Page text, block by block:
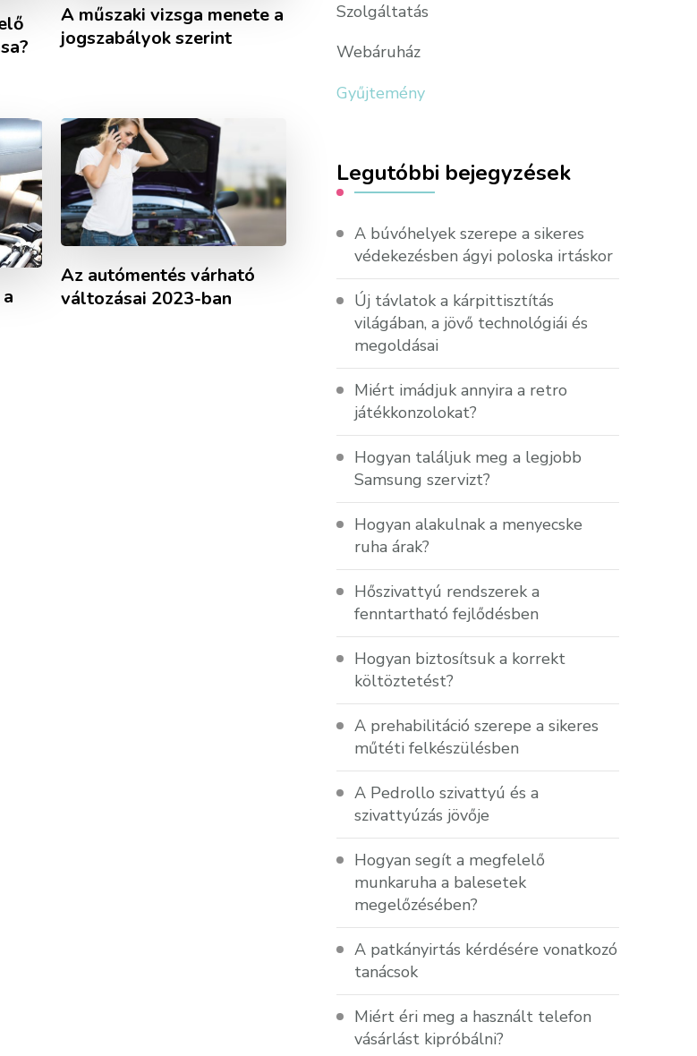
A műszaki vizsga menete a
jogszabályok szerint
Az autómentés várható
változásai 2023-ban
Szolgáltatás
Webáruház
Gyűjtemény
Legutóbbi bejegyzések
A búvóhelyek szerepe a sikeres
védekezésben ágyi poloska irtáskor
Új távlatok a kárpittisztítás
világában, a jövő technológiái és
megoldásai
Miért imádjuk annyira a retro
játékkonzolokat?
Hogyan találjuk meg a legjobb
Samsung szervizt?
Hogyan alakulnak a menyecske
ruha árak?
Hőszivattyú rendszerek a
fenntartható fejlődésben
Hogyan biztosítsuk a korrekt
költöztetést?
A prehabilitáció szerepe a sikeres
műtéti felkészülésben
A Pedrollo szivattyú és a
szivattyúzás jövője
Hogyan segít a megfelelő
munkaruha a balesetek
megelőzésében?
A patkányirtás kérdésére vonatkozó
tanácsok
Miért éri meg a használt telefon
vásárlást kipróbálni?